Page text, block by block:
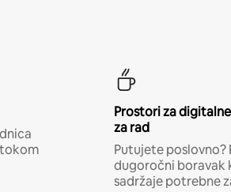
Prostori za
za rad
Putujete poslovno?
dugoročni boravak
sadržaje potrebne